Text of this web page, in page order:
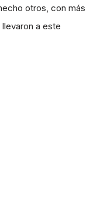
otros, con más
a este